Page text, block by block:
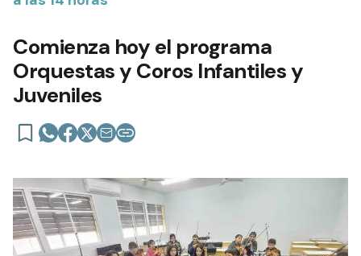
Comienza hoy el programa
Orquestas y Coros Infantiles y
Juveniles